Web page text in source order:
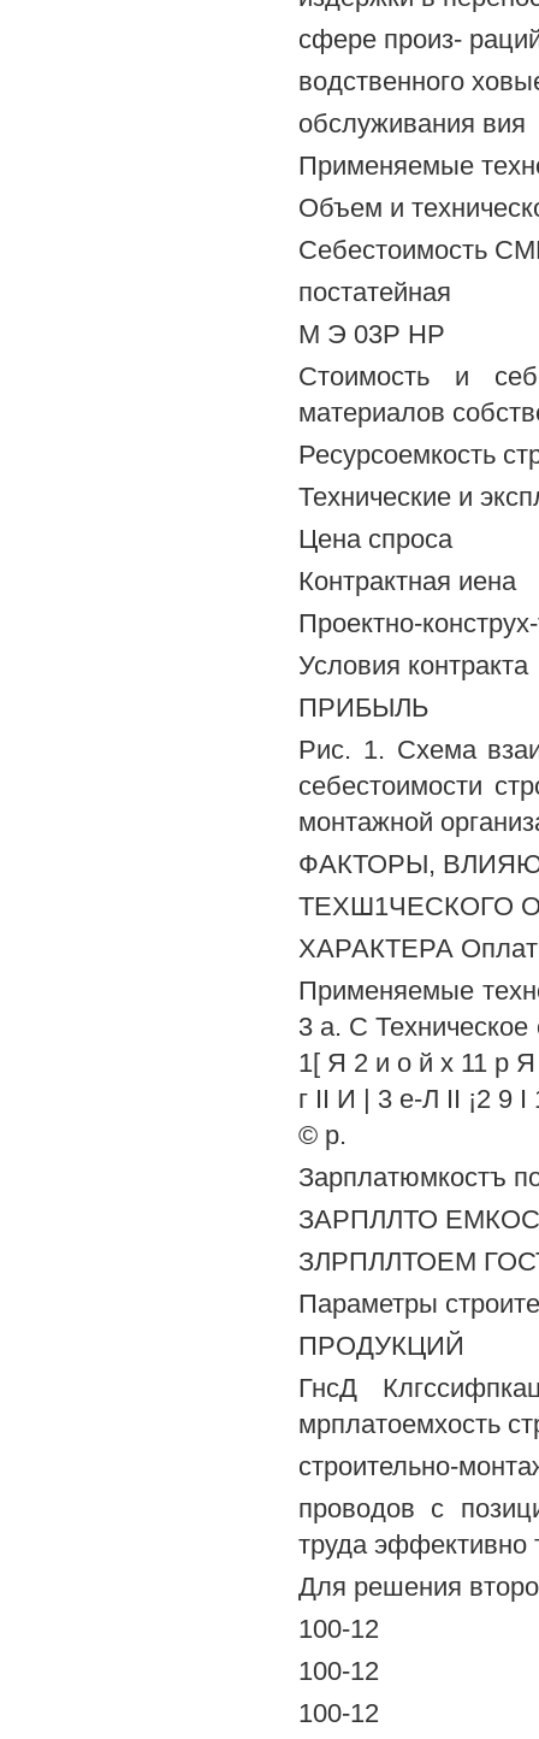
сфере произ-
водственного
обслуживания вия
Применяемые
Объем и
Себестоимость
постатейная
М Э 03Р НР
Стоимость и
материалов
Ресурсоемкость
Технические и
Цена спроса
Контрактная иена
Проектно-
Условия контракта
ПРИБЫЛЬ
Рис. 1. Схема
себестоимости
монтажной
ФАКТОРЫ,
ТЕХШ1ЧЕСКОГО
ХАРАКТЕРА
Применяемые
3 а. С
1[ Я 2 и о й х 11 р
г II И | 3 е-Л II ¡2 9
© р.
Зарплатюмкостъ
ЗАРПЛЛТО
ЗЛРПЛЛТОЕМ
Параметры
ПРОДУКЦИЙ
ГнсД
мрплатоемхость
строительно-
проводов с
труда эффективно
Для решения
100-12
100-12
100-12